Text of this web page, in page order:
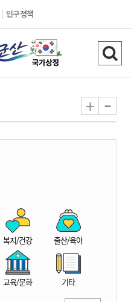
인구정책
검
색
기
+ -
복지/건강 출산/육아
교육/문화 기타